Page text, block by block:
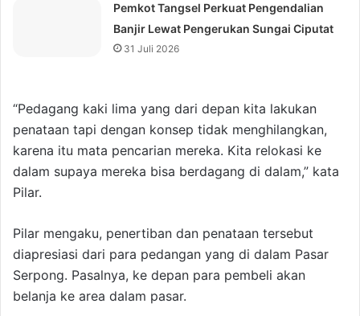
Pemkot Tangsel Perkuat Pengendalian
Banjir Lewat Pengerukan Sungai Ciputat
31 Juli 2026
“Pedagang kaki lima yang dari depan kita lakukan
penataan tapi dengan konsep tidak menghilangkan,
karena itu mata pencarian mereka. Kita relokasi ke
dalam supaya mereka bisa berdagang di dalam,” kata
Pilar.
Pilar mengaku, penertiban dan penataan tersebut
diapresiasi dari para pedangan yang di dalam Pasar
Serpong. Pasalnya, ke depan para pembeli akan
belanja ke area dalam pasar.